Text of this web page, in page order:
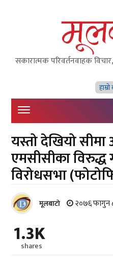
सकारात्मक परिवर्तनवाहक
यस्तो देखियो
एमसीसीका
विरोधसभा
मूलबाटाे २०७६ फागुन
1.3K
shares